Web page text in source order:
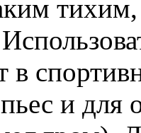
в
и для